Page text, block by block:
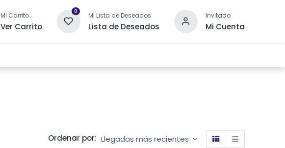
Mi Carrito
Ver Carrito
0 Mi Lista de Deseados
Lista de Deseados
Invitado
Mi Cuenta
Ordenar por: Llegadas más recientes